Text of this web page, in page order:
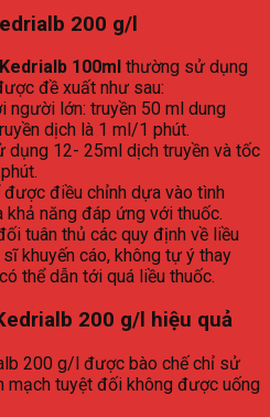
200 g/l
Kedrialb 100ml thường sử dụng
đề xuất như sau:
người lớn: truyền 50 ml dung
dịch là 1 ml/1 phút.
dụng 12- 25ml dịch truyền và tốc
được điều chỉnh dựa vào tình
khả năng đáp ứng với thuốc.
tuân thủ các quy định về liều
khuyến cáo, không tự ý thay
thể dẫn tới quá liều thuốc.
200 g/l hiệu quả
200 g/l được bào chế chỉ sử
mạch tuyệt đối không được uống